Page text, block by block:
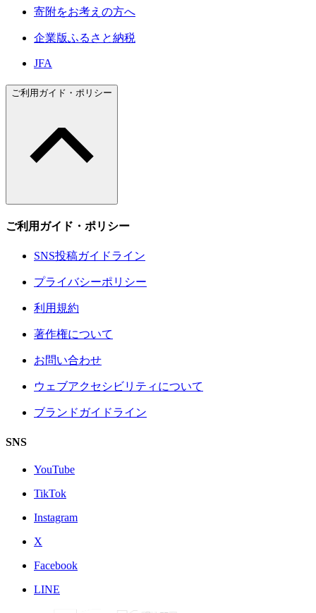
寄附をお考えの方へ
企業版ふるさと納税
JFA
ご利用ガイド・ポリシー
ご利用ガイド・ポリシー
SNS投稿ガイドライン
プライバシーポリシー
利用規約
著作権について
お問い合わせ
ウェブアクセシビリティについて
ブランドガイドライン
SNS
YouTube
TikTok
Instagram
X
Facebook
LINE